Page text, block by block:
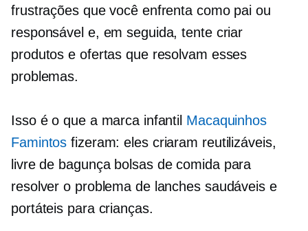
frustrações que você enfrenta como pai ou
responsável e, em seguida, tente criar
produtos e ofertas que resolvam esses
problemas.
Isso é o que a marca infantil Macaquinhos
Famintos fizeram: eles criaram reutilizáveis,
livre de bagunçabolsas de comida para
resolver o problema de lanches saudáveis ​​e
portáteis para crianças.